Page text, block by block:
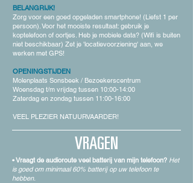
BELANGRIJK!
Zorg voor een goed opgeladen smartphone! (Liefst 1 per
persoon). Voor het mooiste resultaat: gebruik je
koptelefoon of oortjes. Heb je mobiele data? (Wifi is buiten
niet beschikbaar) Zet je 'locatievoorziening' aan, we
werken met GPS!
OPENINGSTIJDEN
Molenplaats Sonsbeek / Bezoekerscentrum
Woensdag t/m vrijdag tussen 10:00-14:00
Zaterdag en zondag tussen 11:00-16:00
VEEL PLEZIER NATUURVAARDER!
• Vraagt de audioroute veel batterij van mijn telefoon? Het
is goed om minimaal 60% batterij op uw telefoon te
hebben.
VRAGEN